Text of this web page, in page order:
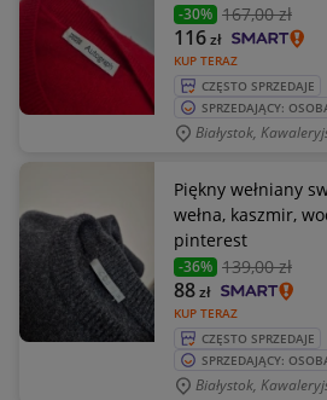
-30% 167,00 zł
KUP TERAZ
116zł
CZĘSTO SPRZEDAJE
SPRZEDAJĄCY:
Białystok,
Piękny wełniany
wełna, kaszmir,
pinterest
-36% 139,00 zł
KUP TERAZ
88zł
CZĘSTO SPRZEDAJE
SPRZEDAJĄCY:
Białystok,